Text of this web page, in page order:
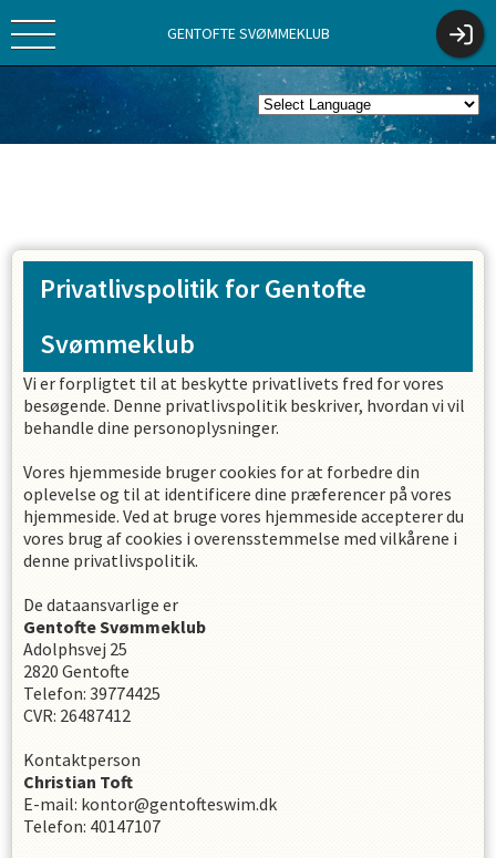
GENTOFTE SVØMMEKLUB
Privatlivspolitik forGentofte
Svømmeklub
Vi er forpligtet til at beskytte privatlivets fred for vores
besøgende. Denne privatlivspolitik beskriver, hvordan vi vil
behandle dine personoplysninger.
Vores hjemmeside bruger cookies for at forbedre din
oplevelse og til at identificere dine præferencer på vores
hjemmeside. Ved at bruge vores hjemmeside accepterer du
vores brug af cookies i overensstemmelse med vilkårene i
denne privatlivspolitik.
De dataansvarlige er
Gentofte Svømmeklub
Adolphsvej 25
2820 Gentofte
Telefon: 39774425
CVR: 26487412
Kontaktperson
Christian Toft
E-mail: kontor@gentofteswim.dk
Telefon: 40147107